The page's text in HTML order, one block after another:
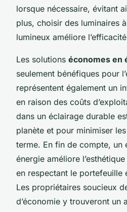
lorsque nécessaire, évitant
plus, choisir des luminaires
lumineux améliore
Les solutions économes en
seulement bénéfiques pour
représentent également un
en raison des coûts
dans un éclairage durable
planète et pour minimiser
terme. En fin de compte, un
énergie améliore
en respectant le portefeuille
Les propriétaires soucieux
d’économie y trouveront un